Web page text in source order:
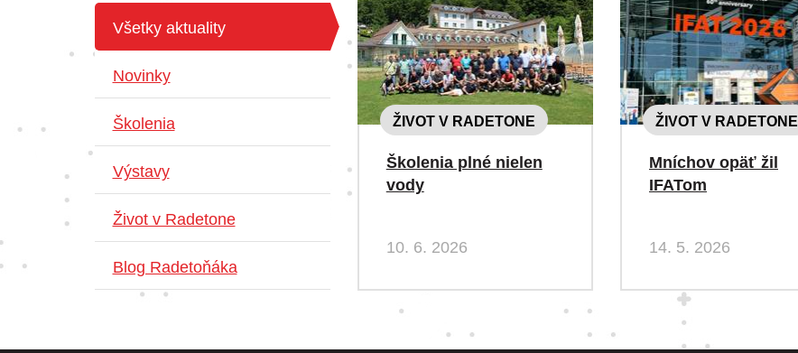
Všetky aktuality
Novinky
Školenia
Výstavy
Život v Radetone
Blog Radetoňáka
ŽIVOT V RADETONE
Školenia plné nielen
vody
10. 6. 2026
ŽIVOT V RADETONE
Mníchov opäť žil
IFATom
14. 5. 2026